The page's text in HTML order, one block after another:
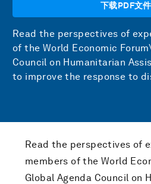
下载PDF文件
Read the perspectives of
of the World Economic
Council on Humanitarian
to improve the response to
Read the perspectives of
members of the World
Global Agenda Council on